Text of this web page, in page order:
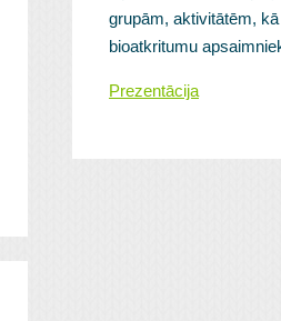
grupām, aktivitātēm,
bioatkritumu
Prezentācija